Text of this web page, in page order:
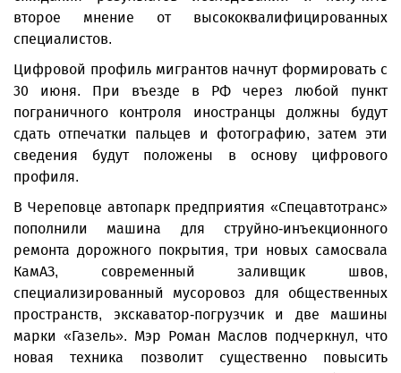
второе мнение от высококвалифицированных
специалистов.
Цифровой профиль мигрантов начнут формировать с
30 июня. При въезде в РФ через любой пункт
пограничного контроля иностранцы должны будут
сдать отпечатки пальцев и фотографию, затем эти
сведения будут положены в основу цифрового
профиля.
В Череповце автопарк предприятия «Спецавтотранс»
пополнили машина для струйно-инъекционного
ремонта дорожного покрытия, три новых самосвала
КамАЗ, современный заливщик швов,
специализированный мусоровоз для общественных
пространств, экскаватор-погрузчик и две машины
марки «Газель». Мэр Роман Маслов подчеркнул, что
новая техника позволит существенно повысить